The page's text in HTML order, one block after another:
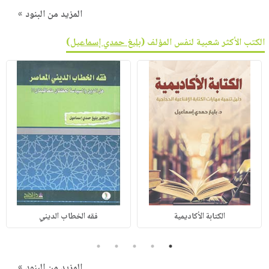
المزيد من البنود »
الكتب الأكثر شعبية لنفس المؤلف (بليغ حمدي إسماعيل)
الكتابة الأكاديمية فقه الخطاب الديني
1
2
3
4
5